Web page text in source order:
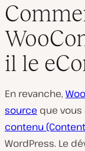
il le
En revanche,
source que vous
contenu
WordPress. Le